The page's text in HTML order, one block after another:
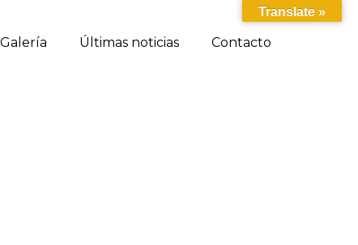
Galería Últimas noticias Contacto
Translate »